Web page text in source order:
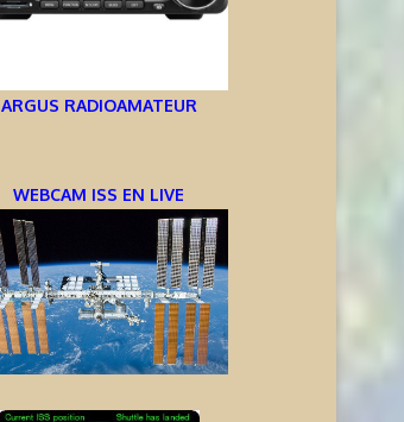
ARGUS RADIOAMATEUR
WEBCAM ISS EN LIVE